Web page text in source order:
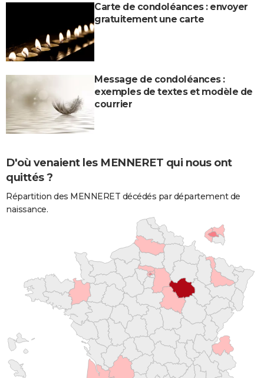
Carte de condoléances : envoyer
gratuitement une carte
Message de condoléances :
exemples de textes et modèle de
courrier
D'où venaient les MENNERET qui nous ont
quittés ?
Répartition des MENNERET décédés par département de
naissance.